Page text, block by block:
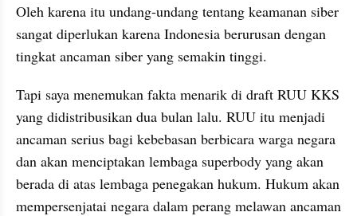
Oleh karena itu undang-undang tentang keamanan siber
sangat diperlukan karena Indonesia berurusan dengan
tingkat ancaman siber yang semakin tinggi.
Tapi saya menemukan fakta menarik di draft RUU KKS
yang didistribusikan dua bulan lalu. RUU itu menjadi
ancaman serius bagi kebebasan berbicara warga negara
dan akan menciptakan lembaga superbody yang akan
berada di atas lembaga penegakan hukum. Hukum akan
mempersenjatai negara dalam perang melawan ancaman